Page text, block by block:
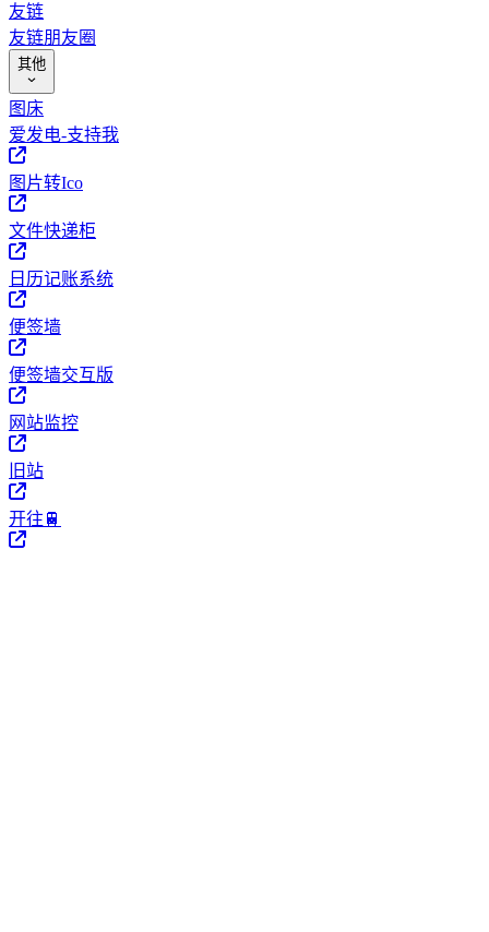
友链
友链朋友圈
其他
图床
爱发电-支持我
图片转Ico
文件快递柜
日历记账系统
便签墙
便签墙交互版
网站监控
旧站
开往🚆